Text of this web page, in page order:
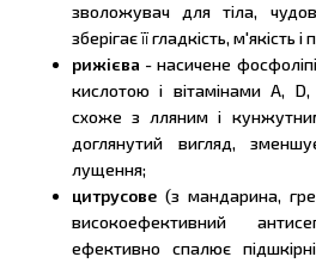
зволожувач для тіла,
зберігає її гладкість, м'якість
рижієва - насичене
кислотою і вітамінами А,
схоже з лляним і
доглянутий вигляд,
лущення;
цитрусове (з мандарина,
високоефективний
ефективно спалює